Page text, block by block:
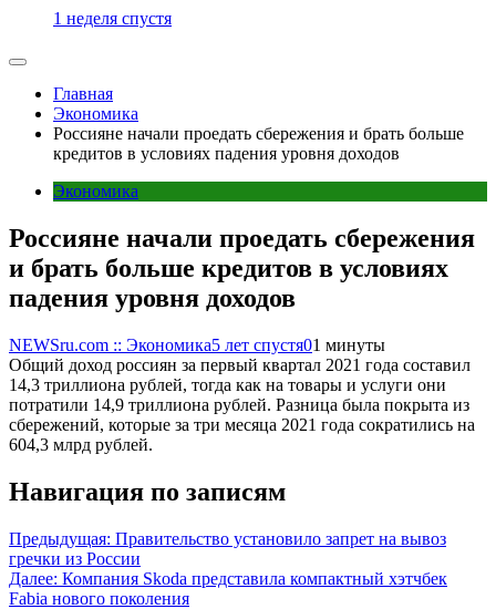
1 неделя спустя
Главная
Экономика
Россияне начали проедать сбережения и брать больше
кредитов в условиях падения уровня доходов
Экономика
Россияне начали проедать сбережения
и брать больше кредитов в условиях
падения уровня доходов
NEWSru.com :: Экономика5 лет спустя01 минуты
Общий доход россиян за первый квартал 2021 года составил
14,3 триллиона рублей, тогда как на товары и услуги они
потратили 14,9 триллиона рублей. Разница была покрыта из
сбережений, которые за три месяца 2021 года сократились на
604,3 млрд рублей.
Навигация по записям
Предыдущая: Правительство установило запрет на вывоз
гречки из России
Далее: Компания Skoda представила компактный хэтчбек
Fabia нового поколения